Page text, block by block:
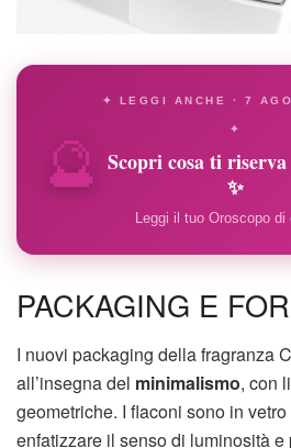
🔮
✦ LEGGI ANCHE · 7
✦
Scopri cosa ti
✨
Leggi il tuo Oroscopo
PACKAGING E
I nuovi packaging della fragranza
all’insegna del minimalismo, con
geometriche. I flaconi sono in vetro
enfatizzare il senso di luminosità